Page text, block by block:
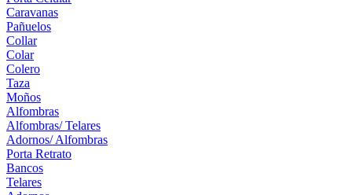
Caravanas
Pañuelos
Collar
Colar
Colero
Taza
Moños
Alfombras
Alfombras/ Telares
Adornos/ Alfombras
Porta Retrato
Bancos
Telares